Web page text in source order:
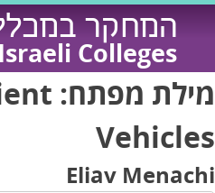
Skip
content
המחקר
Colleges
מילת מפתח:
Vehicles
Eliav Menachi